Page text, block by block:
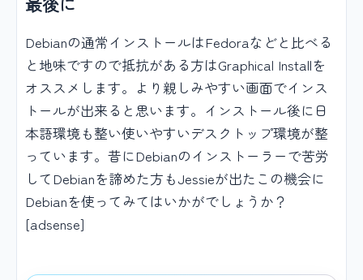
Debianの通常インストールはFedoraなどと比べる
と地味ですので抵抗がある方はGraphical Installを
オススメします。より親しみやすい画面でインス
トールが出来ると思います。インストール後に日
本語環境も整い使いやすいデスクトップ環境が整
っています。昔にDebianのインストーラーで苦労
してDebianを諦めた方もJessieが出たこの機会に
Debianを使ってみてはいかがでしょうか？
[adsense]